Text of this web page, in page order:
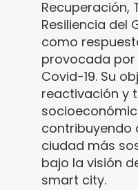
Recuperación,
Resiliencia del
como
provocada
Covid-19. Su
reactivación y
contribuyendo
ciudad más
bajo la visión
smart city.